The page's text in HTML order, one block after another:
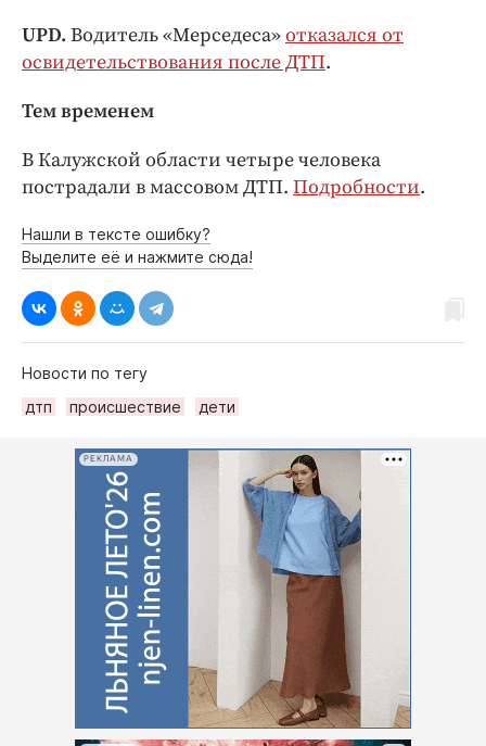
UPD. Водитель «Мерседеса»отказался от
освидетельствования после ДТП.
Тем временем
В Калужской области четыре человека
пострадали в массовом ДТП. Подробности.
Нашли в тексте ошибку?
Выделите её и нажмите сюда!
Новости по тегу
дтп
происшествие дети
РЕКЛАМА